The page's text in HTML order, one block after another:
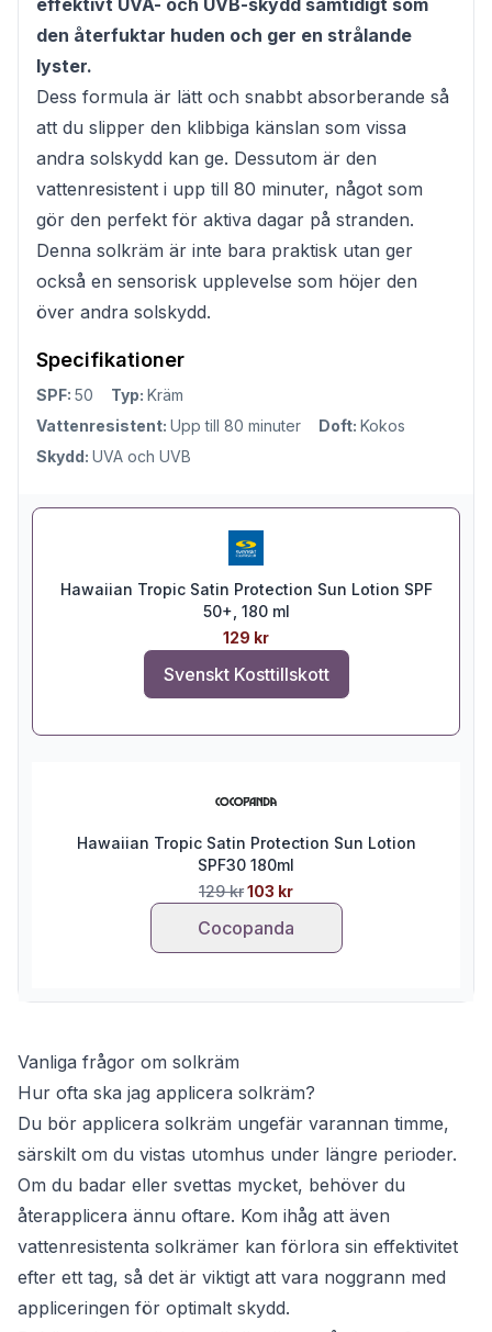
den återfuktar huden och ger en strålande
lyster.
Dess formula är lätt och snabbt absorberande så
att du slipper den klibbiga känslan som vissa
andra solskydd kan ge. Dessutom är den
vattenresistent i upp till 80 minuter, något som
gör den perfekt för aktiva dagar på stranden.
Denna solkräm är inte bara praktisk utan ger
också en sensorisk upplevelse som höjer den
över andra solskydd.
Specifikationer
SPF: 50 Typ: Kräm
Vattenresistent: Upp till 80 minuter Doft: Kokos
Skydd: UVA och UVB
Hawaiian Tropic Satin Protection Sun Lotion SPF
50+, 180 ml
129 kr
Svenskt Kosttillskott
Hawaiian Tropic Satin Protection Sun Lotion
SPF30 180ml
129 kr103 kr
Cocopanda
Vanliga frågor om solkräm
Hur ofta ska jag applicera solkräm?
Du bör applicera solkräm ungefär varannan timme,
särskilt om du vistas utomhus under längre perioder.
Om du badar eller svettas mycket, behöver du
återapplicera ännu oftare. Kom ihåg att även
vattenresistenta solkrämer kan förlora sin effektivitet
efter ett tag, så det är viktigt att vara noggrann med
appliceringen för optimalt skydd.